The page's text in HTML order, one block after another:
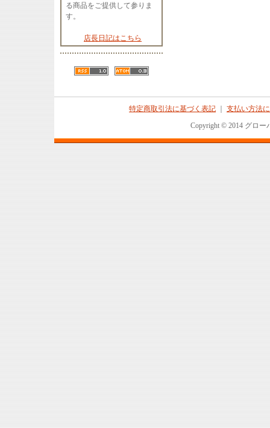
る商品をご提供して参りま
す。
店長日記はこちら
特定商取引法に基づく表記
支払い方法
Copyright © 2014 グロー